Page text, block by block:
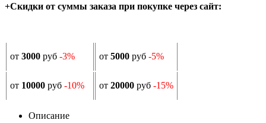
+Скидки от суммы заказа при покупке через сайт:
от 3000 руб -3% от 5000 руб -5%
от 10000 руб -10% от 20000 руб -15%
Описание